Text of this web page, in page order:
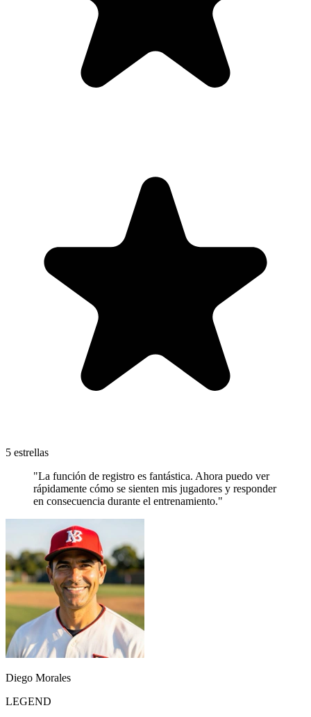
5 estrellas
"La función de registro es fantástica. Ahora puedo ver
rápidamente cómo se sienten mis jugadores y responder
en consecuencia durante el entrenamiento."
Diego Morales
LEGEND